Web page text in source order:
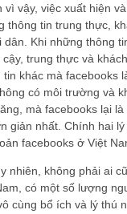
vì vậy, việc xuất hiện
thông tin trung thực,
dân. Khi những thông
cậy, trung thực và
tin khác mà facebooks
có môi trường và
mà facebooks lại
giản nhất. Chính hai
facebooks ở Việt
không phải ai
có một số lượng
cùng bổ ích và lý thú